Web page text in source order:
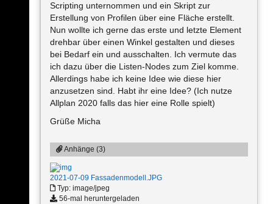
Scripting unternommen und ein Skript zur
Erstellung von Profilen über eine Fläche erstellt.
Nun wollte ich gerne das erste und letzte Element
drehbar über einen Winkel gestalten und dieses
bei Bedarf ein und ausschalten. Ich vermute das
ich dazu über die Listen-Nodes zum Ziel komme.
Allerdings habe ich keine Idee wie diese hier
anzusetzen sind. Habt ihr eine Idee? (Ich nutze
Allplan 2020 falls das hier eine Rolle spielt)
Grüße Micha
Anhänge (3)
2021-07-09 Fassadenmodell.JPG
Typ: image/jpeg
56-mal heruntergeladen